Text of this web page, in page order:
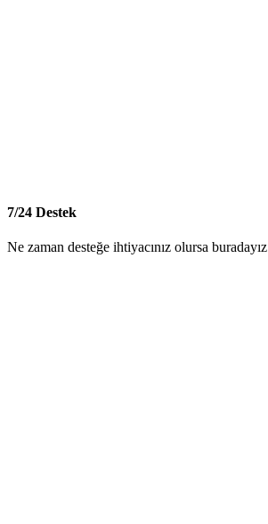
7/24 Destek
Ne zaman desteğe ihtiyacınız olursa buradayız